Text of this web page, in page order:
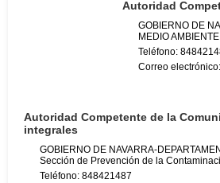
Autoridad
GOBIERNO DE
MEDIO AMBIENTE
Teléfono:
Correo electrónico:
Autoridad Competente de la
integrales
GOBIERNO DE NAVARRA-
Sección de Prevención de la
Teléfono: 848421487